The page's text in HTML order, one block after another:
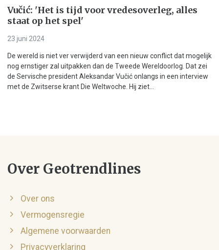
Vučić: 'Het is tijd voor vredesoverleg, alles
staat op het spel'
23 juni 2024
De wereld is niet ver verwijderd van een nieuw conflict dat mogelijk
nog ernstiger zal uitpakken dan de Tweede Wereldoorlog. Dat zei
de Servische president Aleksandar Vučić onlangs in een interview
met de Zwitserse krant Die Weltwoche. Hij ziet...
Over Geotrendlines
Over ons
Vermogensregie
Algemene voorwaarden
Privacyverklaring